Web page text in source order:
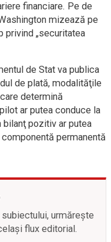
financiare. Pe de
mizează pe
privind „securitatea
de Stat va publica
de plată, modalităţile
determină
ar putea conduce la
bilanţ pozitiv ar putea
permanentă
urmărește
flux editorial.